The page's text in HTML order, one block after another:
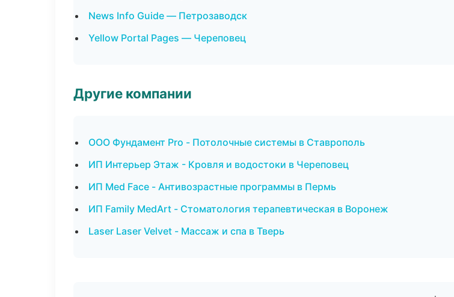
News Info Guide — Петрозаводск
Yellow Portal Pages — Череповец
Другие компании
ООО Фундамент Pro - Потолочные системы в Ставрополь
ИП Интерьер Этаж - Кровля и водостоки в Череповец
ИП Med Face - Антивозрастные программы в Пермь
ИП Family MedArt - Стоматология терапевтическая в Воронеж
Laser Laser Velvet - Массаж и спа в Тверь